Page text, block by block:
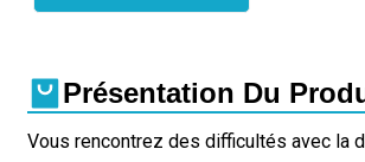
Présentation Du
Vous rencontrez des difficultés avec la